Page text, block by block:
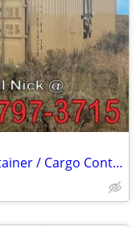
Shipping Containers / Storage Container / Cargo Containers Conex Shed